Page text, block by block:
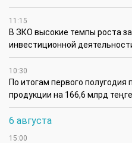
11:15
В ЗКО высокие темпы роста
инвестиционной
10:30
По итогам первого
продукции на 166,6 млрд теңге
6 августа
15:00